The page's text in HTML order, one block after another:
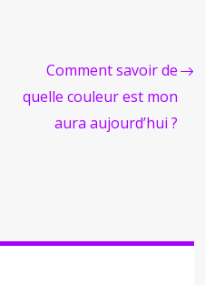
Comment savoir de
quelle couleur est mon
aura aujourd’hui ?